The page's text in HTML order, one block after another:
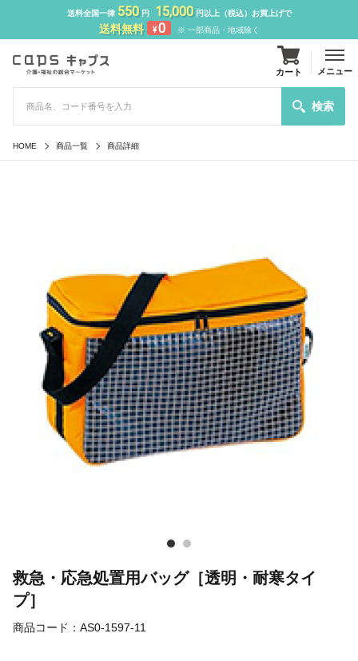
送料全国一律 550円 15,000円以上（税込）お買上げで
送料無料 ¥0 ※ 一部商品・地域除く
検索
カート メニュー
HOME 商品一覧 商品詳細
救急・応急処置用バッグ［透明・耐寒タイ
プ］
商品コード： AS0-1597-11